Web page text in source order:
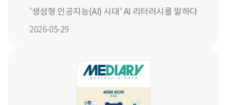
'생성형 인공지능(AI) 시대' AI 리터러시를 말하다
2026-05-29